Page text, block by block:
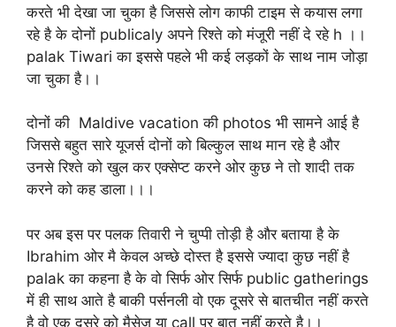
करते भी देखा जा चुका है जिससे लोग काफी टाइम से कयास लगा
रहे है के दोनों publicaly अपने रिश्ते को मंजूरी नहीं दे रहे h ।।
palak Tiwari का इससे पहले भी कई लड़कों के साथ नाम जोड़ा
जा चुका है।।
दोनों की Maldive vacation की photos भी सामने आई है
जिससे बहुत सारे यूजर्स दोनों को बिल्कुल साथ मान रहे है और
उनसे रिश्ते को खुल कर एक्सेप्ट करने ओर कुछ ने तो शादी तक
करने को कह डाला।।।
पर अब इस पर पलक तिवारी ने चुप्पी तोड़ी है और बताया है के
Ibrahim ओर मै केवल अच्छे दोस्त है इससे ज्यादा कुछ नहीं है
palak का कहना है के वो सिर्फ ओर सिर्फ public gatherings
में ही साथ आते है बाकी पर्सनली वो एक दूसरे से बातचीत नहीं करते
है वो एक दूसरे को मैसेज या call पर बात नहीं करते है।।